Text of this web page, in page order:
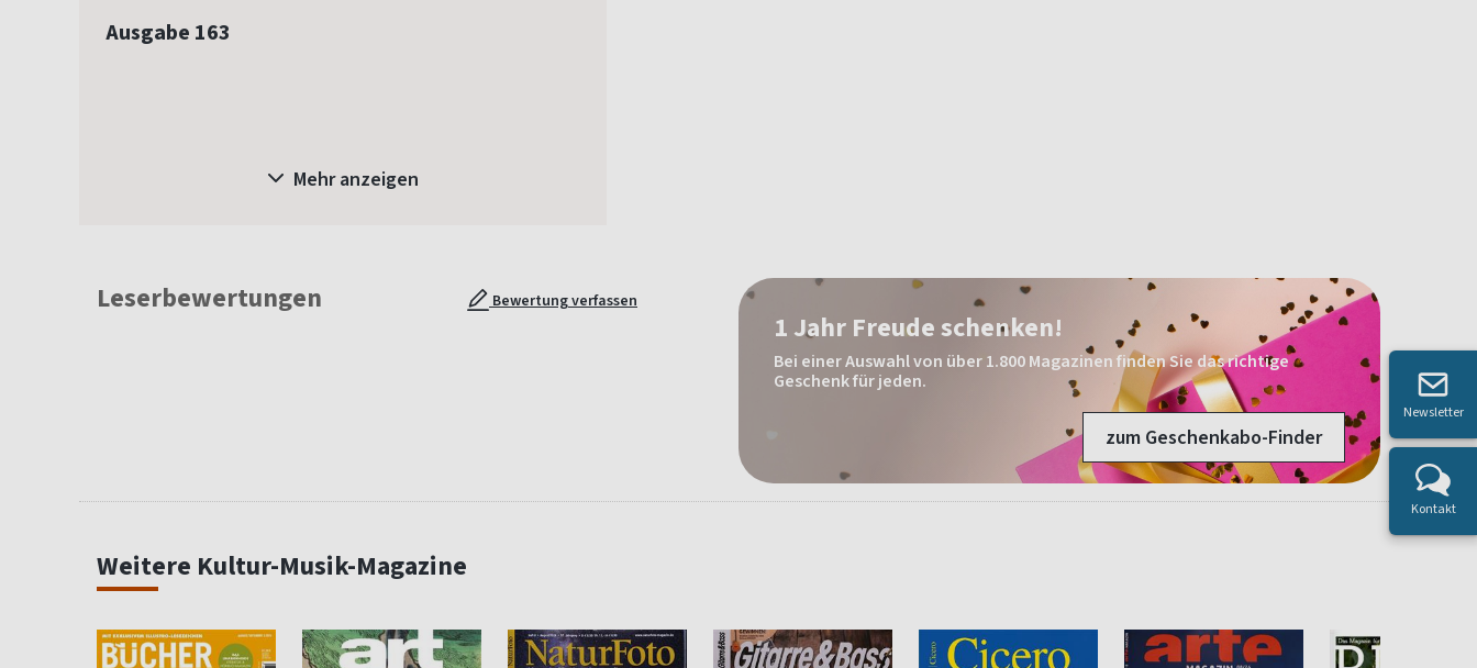
Ausgabe 163
Mehr anzeigen
Leserbewertungen Bewertung verfassen
1 Jahr Freude schenken!
Bei einer Auswahl von über 1.800 Magazinen finden Sie das richtige
Geschenk für jeden.
zum Geschenkabo-Finder
Weitere Kultur-Musik-Magazine
Newsletter
Kontakt